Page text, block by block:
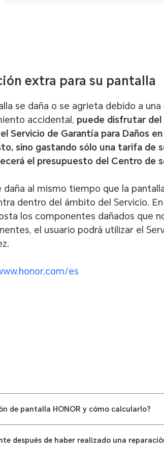
extra para su pantalla
se daña o se agrieta debido a una
accidental, puede disfrutar del
Servicio de Garantía para Daños en
sino gastando sólo una tarifa de
el presupuesto del Centro de
al mismo tiempo que la
dentro del ámbito del Servicio.
los componentes dañados que
el usuario podrá utilizar el
es
de pantalla HONOR y cómo calcularlo?
después de haber realizado una